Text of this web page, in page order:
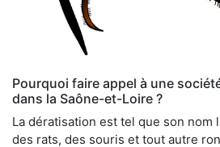
Pourquoi faire appel à une
dans la Saône-et-Loire ?
La dératisation est tel que son nom
des rats, des souris et tout autre